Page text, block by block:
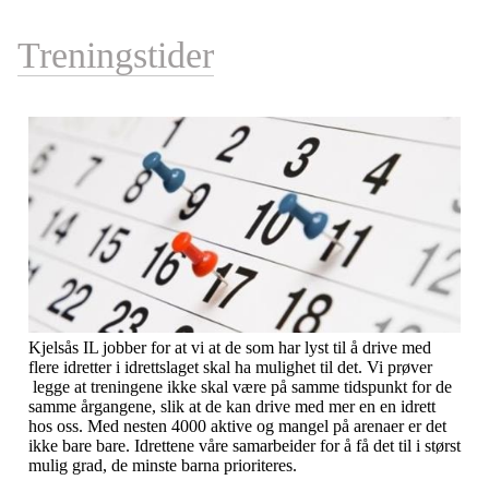
Treningstider
Kjelsås IL jobber for at vi at de som har lyst til å drive med
flere idretter i idrettslaget skal ha mulighet til det. Vi prøver
legge at treningene ikke skal være på samme tidspunkt for de
samme årgangene, slik at de kan drive med mer en en idrett
hos oss. Med nesten 4000 aktive og mangel på arenaer er det
ikke bare bare. Idrettene våre samarbeider for å få det til i størst
mulig grad, de minste barna prioriteres.